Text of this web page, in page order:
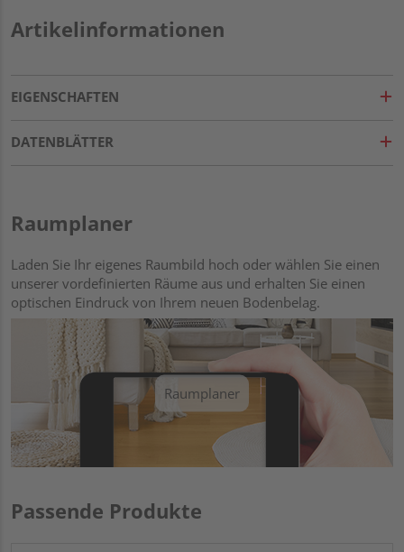
Artikelinformationen
EIGENSCHAFTEN
DATENBLÄTTER
Raumplaner
Laden Sie Ihr eigenes Raumbild hoch oder wählen Sie einen
unserer vordefinierten Räume aus und erhalten Sie einen
optischen Eindruck von Ihrem neuen Bodenbelag.
Raumplaner
Passende Produkte